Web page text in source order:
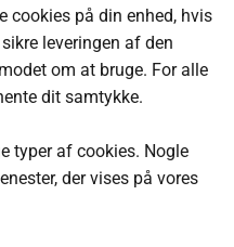
cookies på din enhed, hvis
leveringen af den
om at bruge. For alle
dit samtykke.
typer af cookies. Nogle
der vises på vores